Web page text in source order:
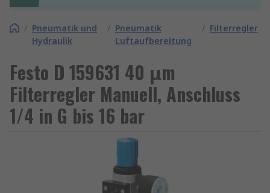
/ Pneumatik und
Hydraulik
/ Pneumatik
Luftaufbereitung
/ Filterregler
Festo D 159631 40 μm
Filterregler Manuell, Anschluss
1/4 in G bis 16 bar